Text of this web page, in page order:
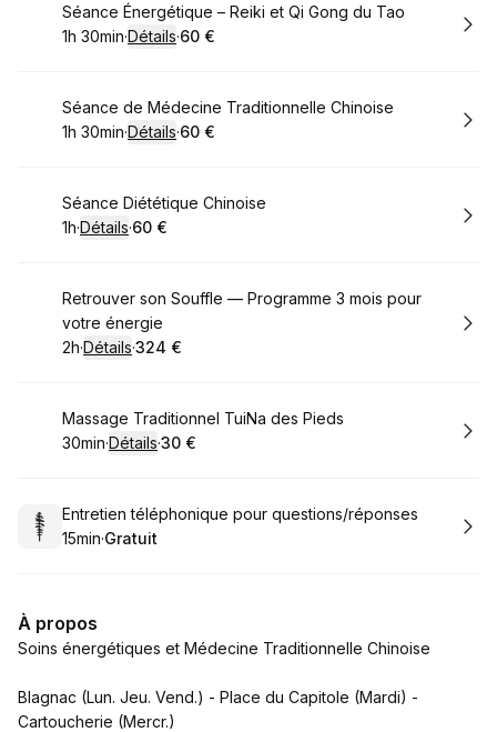
Réserver
Séance Énergétique – Reiki et Qi Gong du Tao
.Durée de l'appel:
1h 30min·Détails·
.Prix
60 €
Réserver
Séance de Médecine Traditionnelle Chinoise
.Durée de l'appel:
1h 30min·Détails·
.Prix
60 €
Réserver
Séance Diététique Chinoise
.Durée de l'appel
1h·Détails·
.Prix
60 €
Réserver
Retrouver son Souffle — Programme 3 mois pour
votre énergie
.Durée de l'appel
2h·Détails·
.Prix:
324 €
Réserver
Massage Traditionnel TuiNa des Pieds
.Durée de l'appel
30min·Détails·
.Prix
30 €
Réserver
Entretien téléphonique pour questions/réponses
.Durée de l'appel
15min·
.Prix:
Gratuit
À propos
Soins énergétiques et Médecine Traditionnelle Chinoise
Blagnac (Lun. Jeu. Vend.) - Place du Capitole (Mardi) -
Cartoucherie (Mercr.)